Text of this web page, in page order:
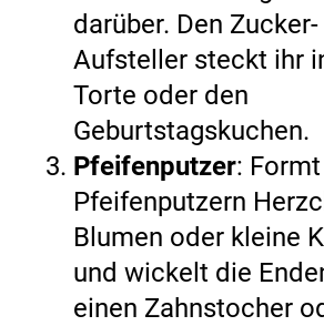
darüber. Den Zucker-
Aufsteller steckt ihr
Torte oder den
Geburtstagskuchen.
Pfeifenputzer:
Pfeifenputzern
Blumen oder kleine
und wickelt die
einen Zahnstocher